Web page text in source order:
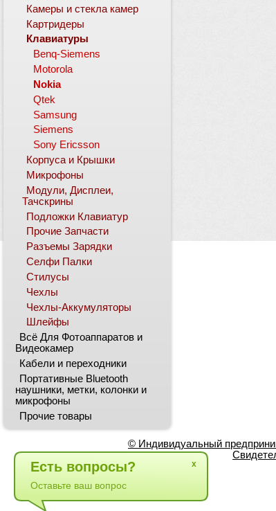
Камеры и стекла камер
Картридеры
Клавиатуры
Benq-Siemens
Motorola
Nokia
Qtek
Samsung
Siemens
Sony Ericsson
Корпуса и Крышки
Микрофоны
Модули, Дисплеи,
Тачскрины
Подложки Клавиатур
Прочие Запчасти
Разъемы Зарядки
Селфи Палки
Стилусы
Чехлы
Чехлы-Аккумуляторы
Шлейфы
Всё Для Фотоаппаратов и
Видеокамер
Кабели и переходники
Портативные Bluetooth
наушники, метки, колонки и
микрофоны
Прочие товары
© Индивидуальный
Есть вопросы?
Оставьте ваш вопрос
x